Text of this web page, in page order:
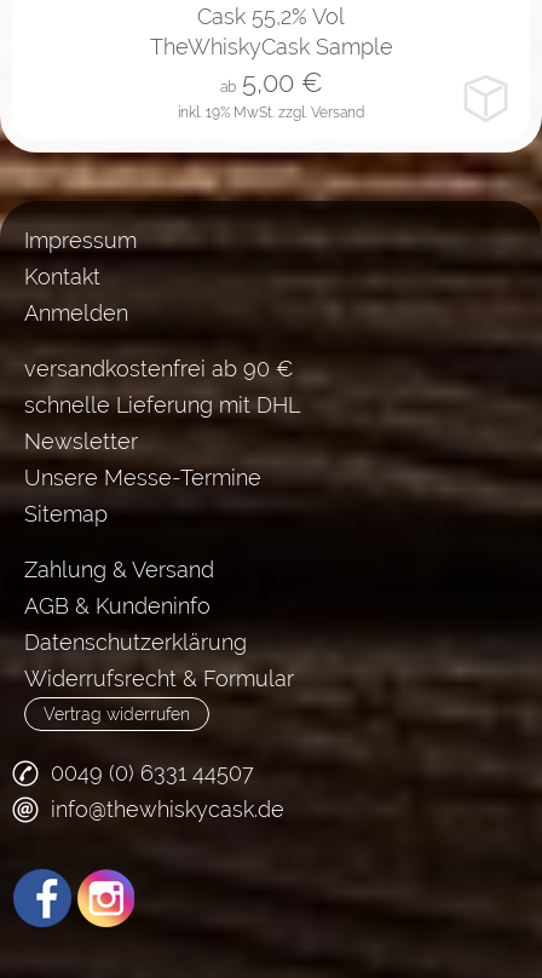
Cask 55,2% Vol
TheWhiskyCask Sample
inkl. 19% MwSt. zzgl. Versand
ab 5,00€
Impressum
Kontakt
Anmelden
versandkostenfrei ab 90 €
schnelle Lieferung mit DHL
Newsletter
Unsere Messe-Termine
Sitemap
Zahlung & Versand
AGB & Kundeninfo
Datenschutzerklärung
Widerrufsrecht & Formular
Vertrag widerrufen
0049 (0) 6331 44507
info@thewhiskycask.de